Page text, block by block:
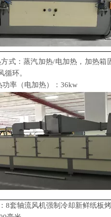
方式：蒸汽加热/电加热，加热
循环。
功率（电加热）：36kw
： 8套轴流风机强制冷却新鲜纸板